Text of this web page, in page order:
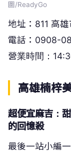
圖/ReadyGo
地址：811 高
電話：0908-
營業時間：
高雄楠梓
超便宜麻吉：
的回憶殺
最後一站小編